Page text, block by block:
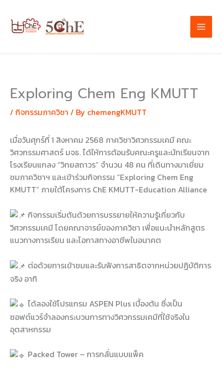
content
Exploring Chem Eng KMUTT
/ กิจกรรมภาควิชา / By chemengKMUTT
เมื่อวันศุกร์ที่ 1 สิงหาคม 2568 ภาควิชาวิศวกรรมเคมี คณะ
วิศวกรรมศาสตร์ มจธ. ได้ให้การต้อนรับคณะครูและนักเรียนจาก
โรงเรียนแกลง “วิทยสถาวร” จำนวน 48 คน ที่เดินทางมาเยี่ยม
ชมภาควิชาฯ และเข้าร่วมกิจกรรม “Exploring Chem Eng
KMUTT” ภายใต้โครงการ ChE KMUTT-Education Alliance
กิจกรรมเริ่มต้นด้วยการบรรยายให้ความรู้เกี่ยวกับ
วิศวกรรมเคมี โดยคณาจารย์ของภาควิชา เพื่อแนะนำหลักสูตร
แนวทางการเรียน และโอกาสทางอาชีพในอนาคต
ต่อด้วยการเข้าชมและรับฟังการสาธิตจากหน่วยปฏิบัติการ
จริง อาทิ
ได้ลองใช้โปรแกรม ASPEN Plus เบื้องต้น ซึ่งเป็น
ซอฟต์แวร์จำลองกระบวนการทางวิศวกรรมเคมีที่ใช้จริงใน
อุตสาหกรรม
Packed Tower – การกลั่นแบบแพ็ค